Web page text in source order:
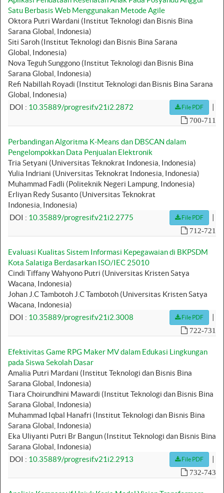
Satu Berbasis Web Menggunakan Metode Agile
Oktora Putri Wardani (Institut Teknologi dan Bisnis Bina
Sarana Global, Indonesia)
Siti Saroh (Institut Teknologi dan Bisnis Bina Sarana
Global, Indonesia)
Nova Teguh Sunggono (Institut Teknologi dan Bisnis Bina
Sarana Global, Indonesia)
Refi Nabillah Royadi (Institut Teknologi dan Bisnis Bina Sarana
Global, Indonesia)
DOI : 10.35889/progresif.v21i2.2872 File PDF |
700-711
Perbandingan Algoritma K-Means dan DBSCAN dalam
Pengelompokkan Data Penjualan Elektronik
Tria Setyani (Universitas Teknokrat Indonesia, Indonesia)
Yulia Indriani (Universitas Teknokrat Indonesia, Indonesia)
Muhammad Fadli (Politeknik Negeri Lampung, Indonesia)
Erliyan Redy Susanto (Universitas Teknokrat
Indonesia, Indonesia)
DOI : 10.35889/progresif.v21i2.2775 File PDF |
712-721
Evaluasi Kualitas Sistem Informasi Kepegawaian di BKPSDM
Kota Salatiga Berdasarkan ISO/IEC 25010
Cindi Tiffany Wahyono Putri (Universitas Kristen Satya
Wacana, Indonesia)
Johan J.C Tambotoh J.C Tambotoh (Universitas Kristen Satya
Wacana, Indonesia)
DOI : 10.35889/progresif.v21i2.3008 File PDF |
722-731
Efektivitas Game RPG Maker MV dalam Edukasi Lingkungan
pada Siswa Sekolah Dasar
Amalia Putri Mardani (Institut Teknologi dan Bisnis Bina
Sarana Global, Indonesia)
Tiara Choirundhini Mawardi (Institut Teknologi dan Bisnis Bina
Sarana Global, Indonesia)
Muhammad Iqbal Hanafri (Institut Teknologi dan Bisnis Bina
Sarana Global, Indonesia)
Eka Uliyanti Putri Br Bangun (Institut Teknologi dan Bisnis Bina
Sarana Global, Indonesia)
DOI : 10.35889/progresif.v21i2.2913 File PDF |
732-743